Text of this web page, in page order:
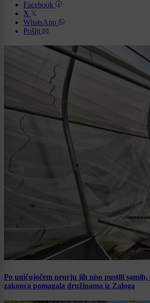
Facebook
X
WhatsApp
Pošlji
Po uničujočem neurju jih niso pustili samih,
zakonca pomagala družinama iz Zaloga